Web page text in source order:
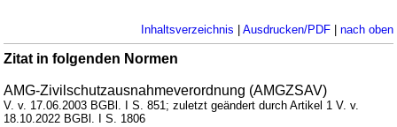
Inhaltsverzeichnis Ausdrucken/PDF| nach oben
Zitat in folgenden Normen
AMG-Zivilschutzausnahmeverordnung (AMGZSAV)
V. v. 17.06.2003 BGBl. I S. 851; zuletzt geändert durch Artikel 1 V. v.
18.10.2022 BGBl. I S. 1806